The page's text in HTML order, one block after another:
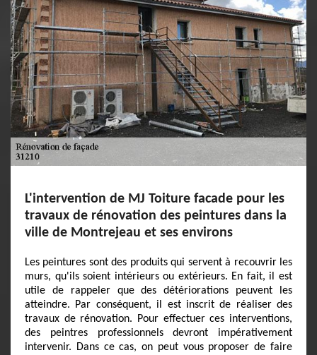
L'intervention de MJ Toiture facade pour les
travaux de rénovation des peintures dans la
ville de Montrejeau et ses environs
Les peintures sont des produits qui servent à recouvrir les
murs, qu'ils soient intérieurs ou extérieurs. En fait, il est
utile de rappeler que des détériorations peuvent les
atteindre. Par conséquent, il est inscrit de réaliser des
travaux de rénovation. Pour effectuer ces interventions,
des peintres professionnels devront impérativement
intervenir. Dans ce cas, on peut vous proposer de faire